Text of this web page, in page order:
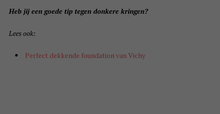
Heb jij een goede tip tegen donkere kringen?
Lees ook:
Perfect dekkende foundation van Vichy